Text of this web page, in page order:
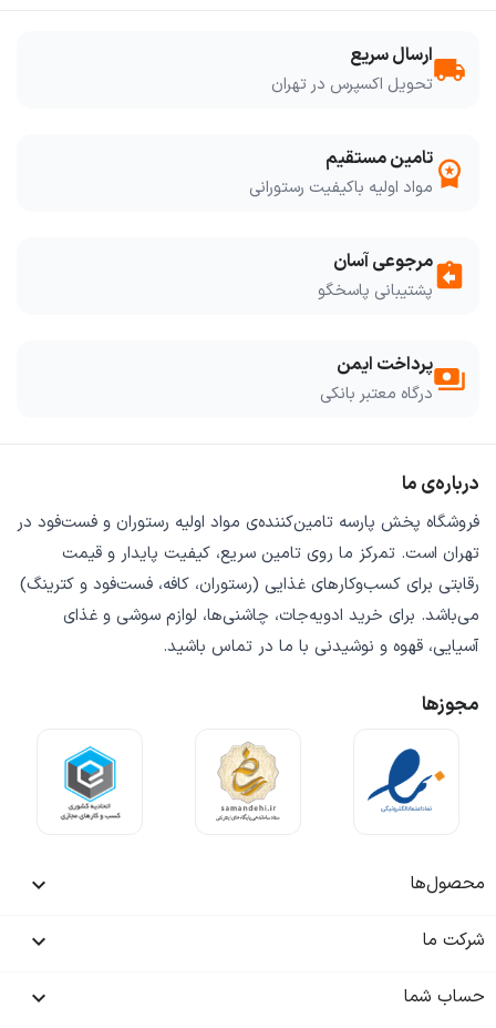
local_shippingارسال سریع
تحویل اکسپرس در تهران
workspace_premium تامین مستقیم
مواد اولیه باکیفیت رستورانی
assignment_returnمرجوعی آسان
پشتیبانی پاسخگو
paymentsپرداخت ایمن
درگاه معتبر بانکی
درباره‌ی ما
فروشگاه پخش پارسه تامین‌کننده‌ی مواد اولیه رستوران و فست‌فود در
تهران است. تمرکز ما روی تامین سریع، کیفیت پایدار و قیمت
رقابتی برای کسب‌وکارهای غذایی (رستوران، کافه، فست‌فود و کترینگ)
می‌باشد. برای خرید ادویه‌جات، چاشنی‌ها، لوازم سوشی و غذای
آسیایی، قهوه و نوشیدنی با ما در تماس باشید.
مجوزها
محصول‌ها 
شرکت ما 
حساب شما 